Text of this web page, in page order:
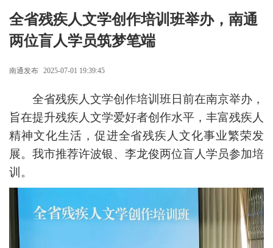
全省残疾人文学创作培训班举办，南通
两位盲人学员筑梦笔端
南通发布 2025-07-01 19:39:45
全省残疾人文学创作培训班日前在南京举办，
旨在提升残疾人文学爱好者创作水平，丰富残疾人
精神文化生活，促进全省残疾人文化事业繁荣发
展。我市推荐许波银、李龙俊两位盲人学员参加培
训。